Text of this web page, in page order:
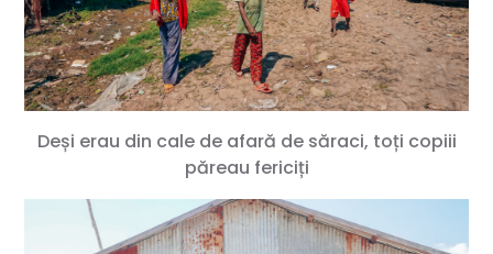
Deși erau din cale de afară de săraci, toți copiii
păreau fericiți